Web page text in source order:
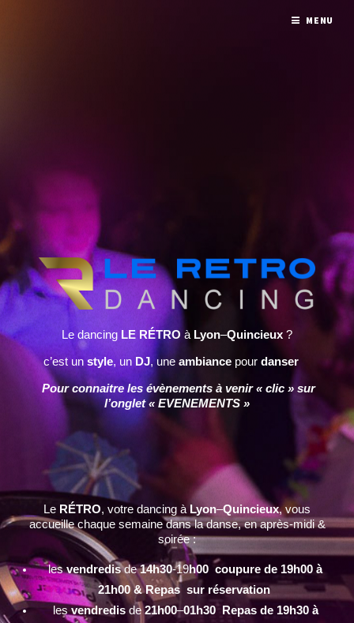
Le dancing LE RÉTRO à Lyon–Quincieux ?
c’est unstyle, un DJ, une ambiancepour danser
Pour connaitre les évènements à venir « clic » sur
l’onglet « EVENEMENTS »
Le RÉTRO, votre dancing àLyon–Quincieux, vous
accueille chaque semaine dans la danse, en après-midi &
soirée :
lesvendredisde14h30-19h00 coupure de 19h00 à
21h00 & Repas sur réservation
lesvendredisde21h00–01h30 Repas de 19h30 à
MENU